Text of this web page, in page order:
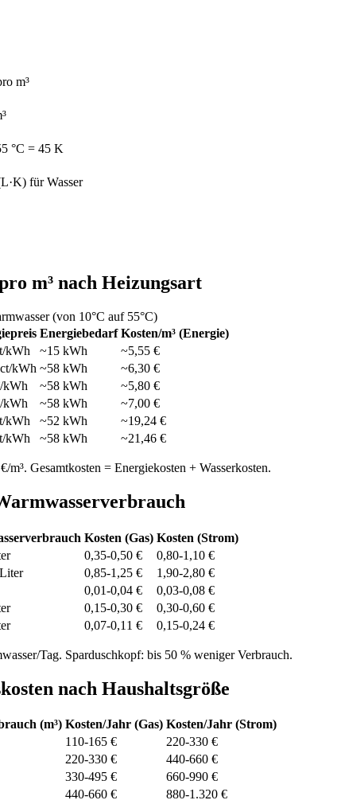
m³
°C = 45 K
für Wasser
m³ nach Heizungsart
(von 10°C auf 55°C)
Energiebedarf Kosten/m³ (Energie)
kWh ~15 kWh
~5,55 €
kWh ~58 kWh
~6,30 €
kWh ~58 kWh
~5,80 €
kWh ~58 kWh
~7,00 €
kWh ~52 kWh
~19,24 €
kWh ~58 kWh ~21,46 €
m³. Gesamtkosten = Energiekosten + Wasserkosten.
Kosten (Gas) Kosten (Strom)
0,35-0,50 €
0,80-1,10 €
0,85-1,25 €
1,90-2,80 €
0,01-0,04 €
0,03-0,08 €
0,15-0,30 €
0,30-0,60 €
0,07-0,11 € 0,15-0,24 €
Tag. Sparduschkopf: bis 50 % weniger Verbrauch.
nach Haushaltsgröße
(m³) Kosten/Jahr (Gas) Kosten/Jahr (Strom)
110-165 €
220-330 €
220-330 €
440-660 €
330-495 €
660-990 €
440-660 € 880-1.320 €